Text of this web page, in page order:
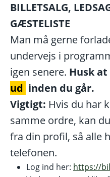
BILLETSALG,
GÆSTELISTE
Man må gerne
undervejs i
igen senere. Husk
ud inden du går.
Vigtigt: Hvis du har
samme ordre, kan
fra din profil, så alle
telefonen.
Log ind her: https://